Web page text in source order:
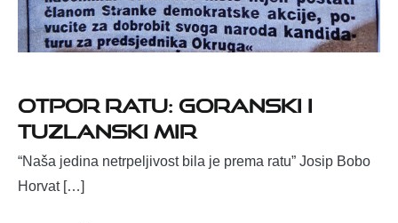
Otpor ratu: Goranski i
tuzlanski mir
“Naša jedina netrpeljivost bila je prema ratu” Josip Bobo
Horvat […]